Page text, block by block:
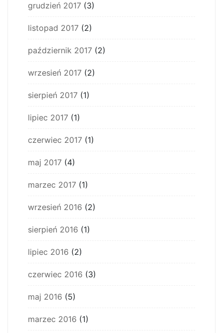
grudzień 2017 (3)
listopad 2017 (2)
październik 2017 (2)
wrzesień 2017 (2)
sierpień 2017 (1)
lipiec 2017 (1)
czerwiec 2017 (1)
maj 2017 (4)
marzec 2017 (1)
wrzesień 2016 (2)
sierpień 2016 (1)
lipiec 2016 (2)
czerwiec 2016 (3)
maj 2016 (5)
marzec 2016 (1)